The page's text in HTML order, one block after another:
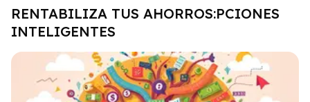
RENTABILIZA TUS AHORROS:PCIONES
INTELIGENTES